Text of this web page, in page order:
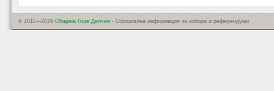
© 2011—2026 Община Гоце Делчев - Официална информация за избори и референдуми